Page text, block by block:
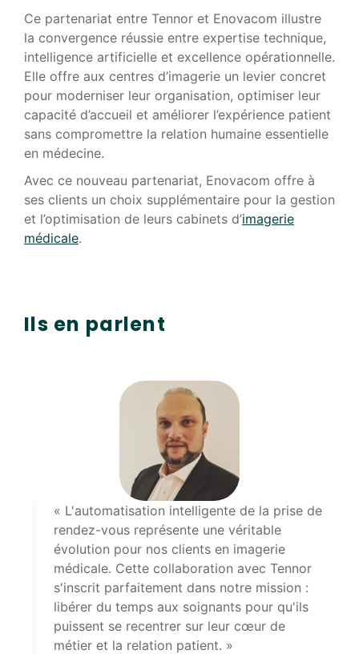
Ce partenariat entre Tennor et Enovacom illustre
la convergence réussie entre expertise technique,
intelligence artificielle et excellence opérationnelle.
Elle offre aux centres d’imagerie un levier concret
pour moderniser leur organisation, optimiser leur
capacité d’accueil et améliorer l’expérience patient
sans compromettre la relation humaine essentielle
en médecine.
Avec ce nouveau partenariat, Enovacom offre à
ses clients un choix supplémentaire pour la gestion
et l’optimisation de leurs cabinets d’imagerie
médicale.
Ils en parlent
« L'automatisation intelligente de la prise de
rendez-vous représente une véritable
évolution pour nos clients en imagerie
médicale. Cette collaboration avec Tennor
s'inscrit parfaitement dans notre mission :
libérer du temps aux soignants pour qu'ils
puissent se recentrer sur leur cœur de
métier et la relation patient. »